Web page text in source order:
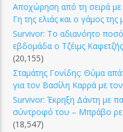
Αποχώρηση από τη σειρά
Γη της ελιάς και ο γάμος
Survivor: Το αδιανόητο
εβδομάδα ο Τζέιμς
(20,155)
Σταμάτης Γονίδης: Θύμα
για τον Βασίλη Καρρά με
Survivor: Έκρηξη Δάντη με
σύντροφό του – Μπράβο ρε
(18,547)